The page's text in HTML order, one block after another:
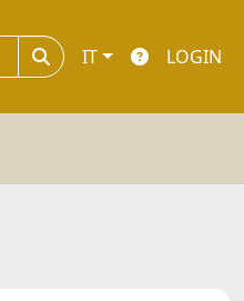
IT LOGIN